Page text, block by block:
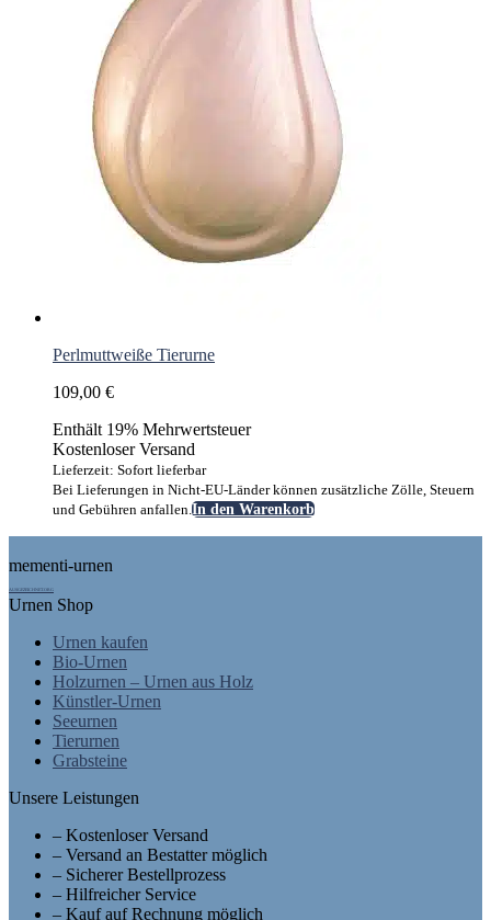
Perlmuttweiße Tierurne
109,00 €
Enthält 19% Mehrwertsteuer
Kostenloser Versand
Lieferzeit: Sofort lieferbar
Bei Lieferungen in Nicht-EU-Länder können zusätzliche Zölle, Steuern
und Gebühren anfallen.In den Warenkorb
mementi-urnen
AUSGEZEICHNET.ORG
Urnen Shop
Urnen kaufen
Bio-Urnen
Holzurnen – Urnen aus Holz
Künstler-Urnen
Seeurnen
Tierurnen
Grabsteine
Unsere Leistungen
– Kostenloser Versand
– Versand an Bestatter möglich
– Sicherer Bestellprozess
– Hilfreicher Service
– Kauf auf Rechnung möglich